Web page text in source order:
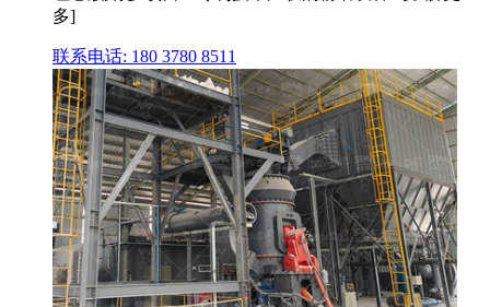
多]
联系电话: 180 3780 8511